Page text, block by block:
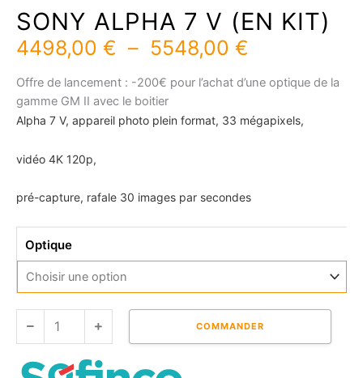
SONY ALPHA 7 V (EN KIT)
4498,00 € – 5548,00 €
prix :
4498,00 €
à
5548,00 €
Offre de lancement : -200€ pour l’achat d’une optique de la
gamme GM II avec le boitier
Alpha 7 V, appareil photo plein format, 33 mégapixels,
vidéo 4K 120p,
pré-capture, rafale 30 images par secondes
Optique
de
SONY
ALPHA
7
(EN
KIT)
COMMANDER